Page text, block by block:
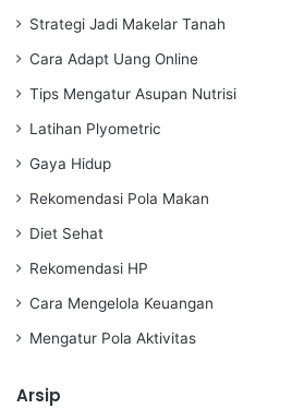
Strategi Jadi Makelar Tanah
Cara Adapt Uang Online
Tips Mengatur Asupan Nutrisi
Latihan Plyometric
Gaya Hidup
Rekomendasi Pola Makan
Diet Sehat
Rekomendasi HP
Cara Mengelola Keuangan
Mengatur Pola Aktivitas
Arsip